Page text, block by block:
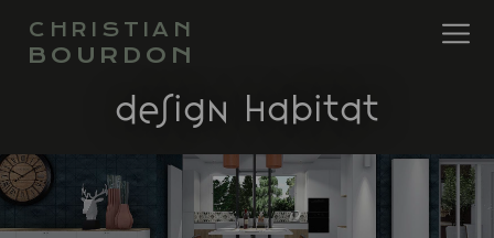
CHRISTIAN
BOURDON
design habitat